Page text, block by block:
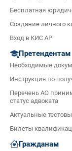
Бесплатная
Создание личного
Вход в КИС АР
Претендентам
Необходимые
Инструкция по
Перечень АО
статус адвоката
Актуальные
Билеты
Гражданам